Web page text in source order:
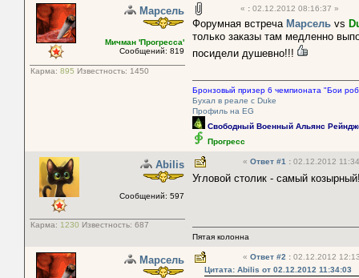
Марсель
Мичман 'Прогресса'
Сообщений: 819
Карма: 895 Известность: 1450
« : 02.12.2012 08:16:37 »
Форумная встреча Марсель vs
только заказы там медленно
посидели душевно!!!
Бронзовый призер 6 чемпионата "Бои
Бухал в реале с Duke
Профиль на EG
Свободный Военный Альянс
Прогресс
Abilis
Сообщений: 597
Карма: 1230 Известность: 687
« Ответ #1 : 02.12.2012
Угловой столик - самый
Пятая колонна
Марсель « Ответ #2 : 02.12.2012
Цитата: Abilis от 02.12.2012 11:34:03